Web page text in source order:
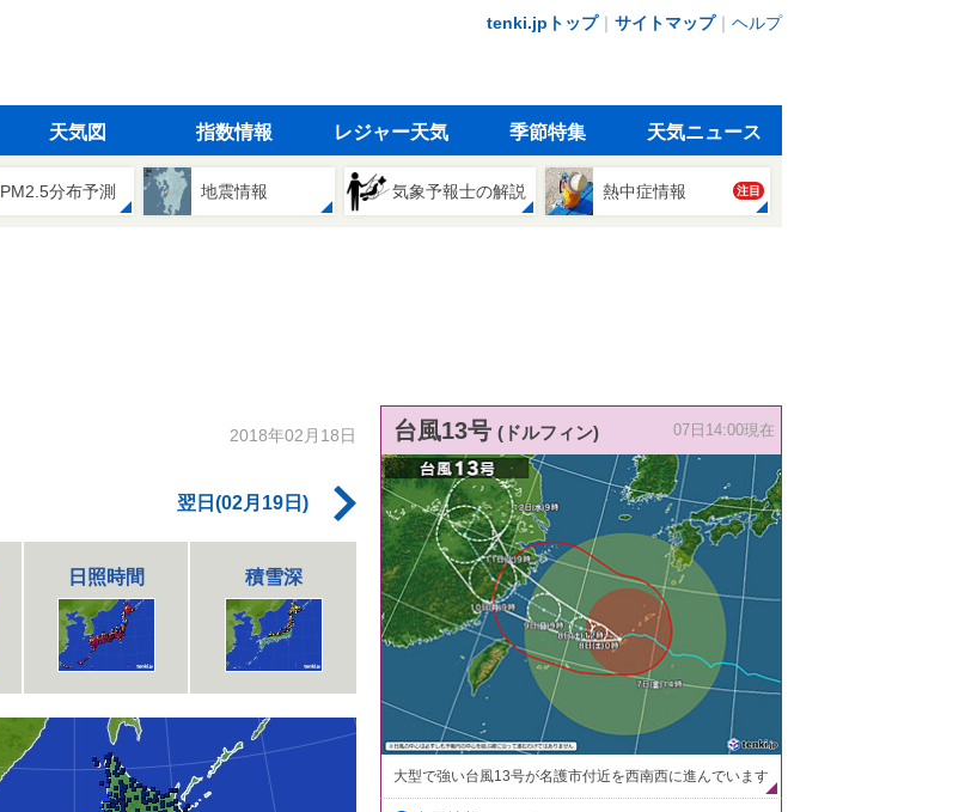
tenki.jpトップ｜ サイトマップ｜ ヘルプ
天気図 指数情報 レジャー天気 季節特集 天気ニュース
PM2.5分布予測 地震情報 気象予報士の解説 熱中症情報 注目
2018年02月18日
翌日(02月19日)
日照時間 積雪深
台風13号 (ドルフィン) 07日14:00現在
大型で強い台風13号が名護市付近を西南西に進んでいます